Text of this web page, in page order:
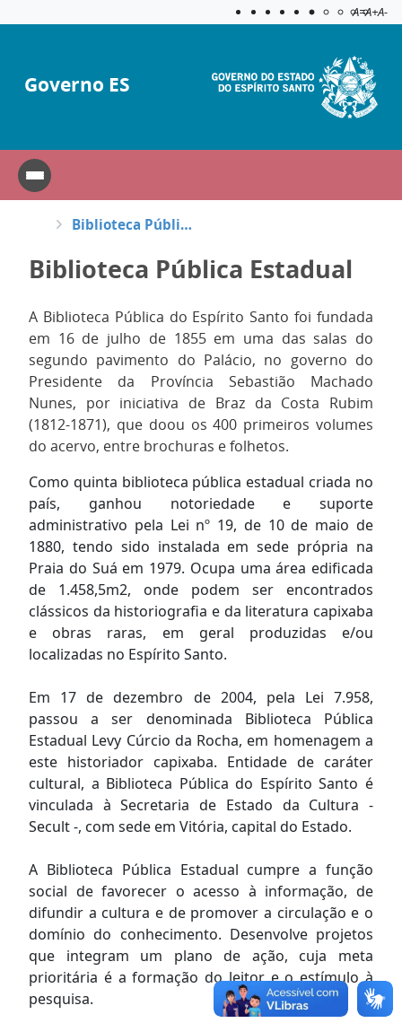
Aplicar
A=A+A-
Governo ES
Biblioteca Pública Estadual
Biblioteca Pública Estadual
A Biblioteca Pública do Espírito Santo foi fundada
em 16 de julho de 1855 em uma das salas do
segundo pavimento do Palácio, no governo do
Presidente da Província Sebastião Machado
Nunes, por iniciativa de Braz da Costa Rubim
(1812-1871), que doou os 400 primeiros volumes
do acervo, entre brochuras e folhetos.
Como quinta biblioteca pública estadual criada no
país, ganhou notoriedade e suporte
administrativo pela Lei nº 19, de 10 de maio de
1880, tendo sido instalada em sede própria na
Praia do Suá em 1979. Ocupa uma área edificada
de 1.458,5m2, onde podem ser encontrados
clássicos da historiografia e da literatura capixaba
e obras raras, em geral produzidas e/ou
localizadas no Espírito Santo.
Em 17 de dezembro de 2004, pela Lei 7.958,
passou a ser denominada Biblioteca Pública
Estadual Levy Cúrcio da Rocha, em homenagem a
este historiador capixaba. Entidade de caráter
cultural, a Biblioteca Pública do Espírito Santo é
vinculada à Secretaria de Estado da Cultura -
Secult -, com sede em Vitória, capital do Estado.
A Biblioteca Pública Estadual cumpre a função
social de favorecer o acesso à informação, de
difundir a cultura e de promover a circulação e o
domínio do conhecimento. Desenvolve projetos
que integram um plano de ação, cuja meta
prioritária é a formação do leitor e o estímulo à
pesquisa.